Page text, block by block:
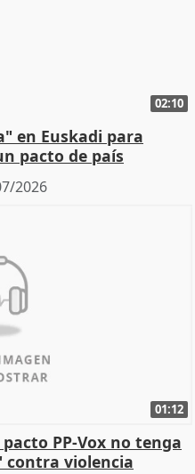
02:10
en Euskadi para
pacto de país
2026
01:12
PP-Vox no tenga
contra violencia